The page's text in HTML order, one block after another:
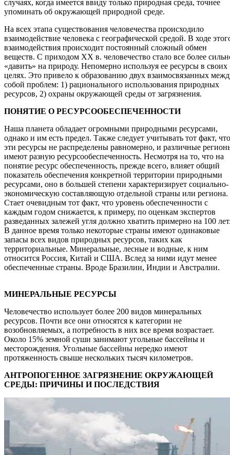
случаях, когда имеется ввиду только природная среда, точнее
упоминать об окружающей природной среде.
На всех этапа существования человечества происходило
взаимодействие человека с географической средой. В ходе
взаимодействия происходит постоянный сложный обмен
веществ. С приходом XX в. человечество стало все более
«давить» на природу. Непомерно используя ее ресурсы в своих
целях. Это привело к образованию двух взаимосвязанных
собой проблем: 1) рационального использования природных
ресурсов, 2) охраны окружающей среды от загрязнения.
ПОНЯТИЕ О РЕСУРСООБЕСПЕЧЕННОСТИ
Наша планета обладает огромными природными ресурсами,
однако и им есть предел. Также следует учитывать тот факт, что
эти ресурсы не распределены равномерно, и различные
имеют разную ресурсообеспеченность. Несмотря на то, что на
понятие ресурс обеспеченность, прежде всего, влияет общий
показатель обеспечения конкретной территории природными
ресурсами, оно в большей степени характеризирует социально-
экономическую составляющую отдельной страны или региона.
Стает очевидным тот факт, что уровень обеспеченности с
каждым годом снижается, к примеру, по оценкам экспертов
разведанных залежей угля должно хватить примерно на 100
В данное время только некоторые страны имеют одинаковые
запасы всех видов природных ресурсов, таких как
территориальные. Минеральные, лесные и водные, к ним
относится Россия, Китай и США. Вслед за ними идут менее
обеспеченные страны. Вроде Бразилии, Индии и Австралии.
МИНЕРАЛЬНЫЕ РЕСУРСЫ
Человечество использует более 200 видов минеральных
ресурсов. Почти все они относятся к категории не
возобновляемых, а потребность в них все время возрастает.
Около 15% земной суши занимают угольные бассейны и
месторождения. Угольные бассейны нередко имеют
протяженность свыше нескольких тысяч километров.
АНТРОПОГЕННОЕ ЗАГРЯЗНЕНИЕ ОКРУЖАЮЩЕЙ
СРЕДЫ: ПРИЧИНЫ И ПОСЛЕДСТВИЯ